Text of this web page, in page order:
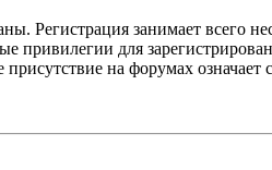
Регистрация занимает всего
для
на форумах означает